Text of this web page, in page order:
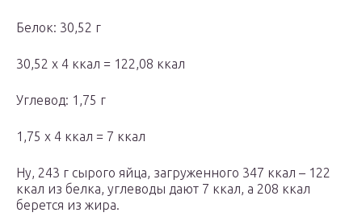
Белок: 30,52 г
30,52 х 4 ккал = 122,08 ккал
Углевод: 1,75 г
1,75 х 4 ккал = 7 ккал
Ну, 243 г сырого яйца, загруженного 347 ккал – 122
ккал из белка, углеводы дают 7 ккал, а 208 ккал
берется из жира.